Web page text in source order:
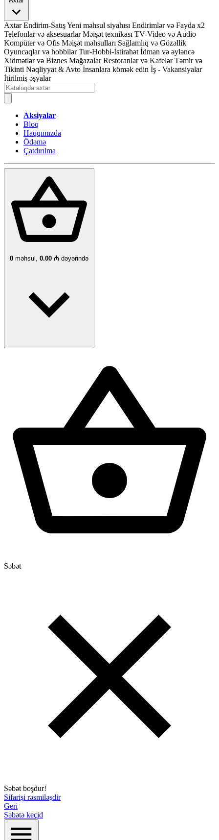
Axtar Endirim-SatışYeni məhsul siyahısı Endirimlər və Fayda x2
Telefonlar və aksesuarlar Məişət texnikası TV-Video və Audio
Kompüter və Ofis Məişət məhsulları Sağlamlıq və Gözəllik
Oyuncaqlar və hobbilər Tur-Hobbi-İstirahət İdman və əyləncə
Xidmətlər və Biznes Mağazalar Restoranlar və Kafelər Təmir və
Tikinti Nəqliyyat & Avto İnsanlara kömək edin İş - Vakansiyalar
İtirilmiş əşyalar
Aksiyalar
Bloq
Haqqımızda
Ödəmə
Çatdırılma
0 məhsul, 0.00 ₼ dəyərində
Səbət
Səbət boşdur!
Sifarişi rəsmiləşdir
Geri
Səbətə keçid